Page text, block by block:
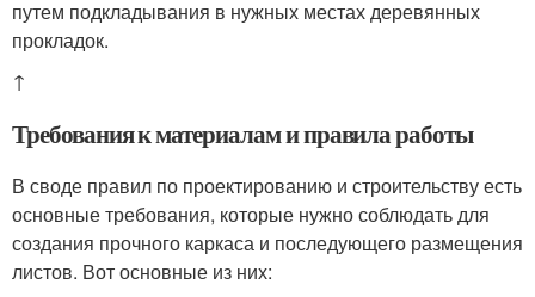
путем подкладывания в нужных местах деревянных
прокладок.
↑
Требования к материалам и правила работы
В своде правил по проектированию и строительству есть
основные требования, которые нужно соблюдать для
создания прочного каркаса и последующего размещения
листов. Вот основные из них: